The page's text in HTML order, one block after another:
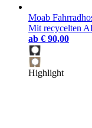
Moab
Mit recycelten
ab € 90,00
Highlight